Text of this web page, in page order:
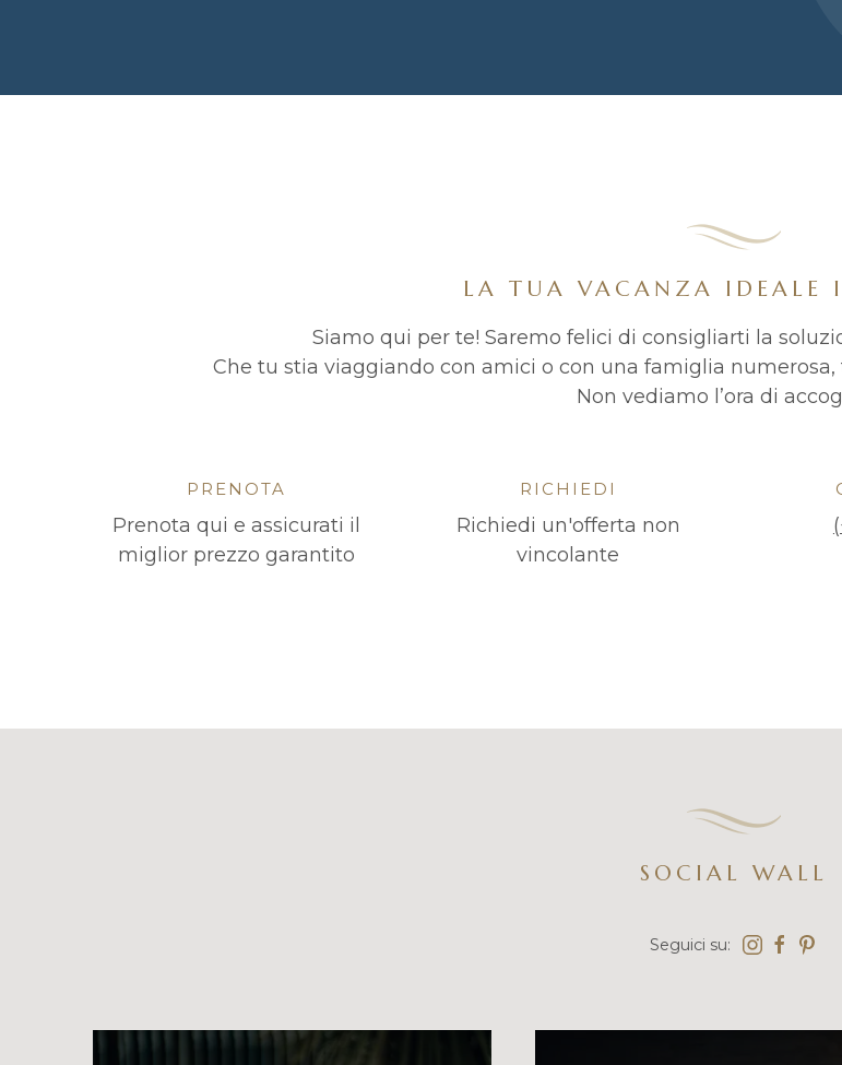
LA TUA VACANZA IDEALE
Siamo qui per te! Saremo felici di consigliarti la
Che tu stia viaggiando con amici o con una famiglia
Non vediamo l’ora di
PRENOTA
Prenota qui e assicurati il
miglior prezzo garantito
RICHIEDI
Richiedi un'offerta non
vincolante
SOCIAL WALL
Seguici su: